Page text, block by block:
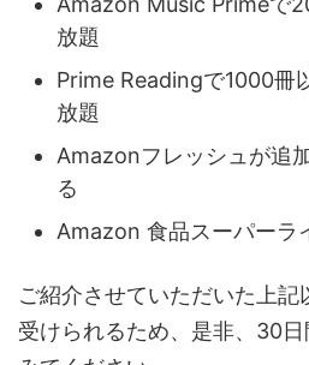
放題
Prime Readingで1000冊
放題
Amazonフレッシュが追
る
Amazon 食品スーパーラ
ご紹介させていただいた上
受けられるため、是非、30